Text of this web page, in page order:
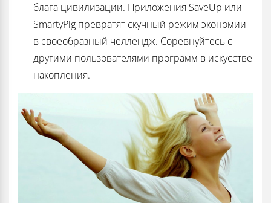
блага цивилизации. Приложения SaveUp или
SmartyPig превратят скучный режим экономии
в своеобразный челлендж. Соревнуйтесь с
другими пользователями программ в искусстве
накопления.